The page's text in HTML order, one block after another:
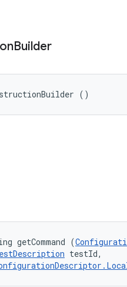
Builder
()
getCommand (
testId,